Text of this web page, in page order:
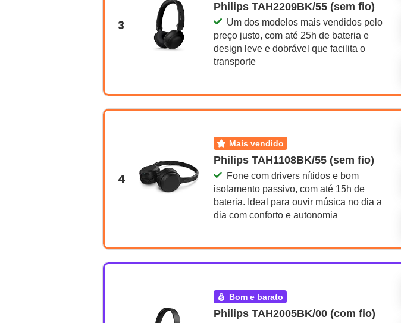
3
Philips TAH2209BK/55 (sem fio)
Um dos modelos mais vendidos pelo
preço justo, com até 25h de bateria e
design leve e dobrável que facilita o
transporte
4
mais vendido
Philips TAH1108BK/55 (sem fio)
Fone com drivers nítidos e bom
isolamento passivo, com até 15h de
bateria. Ideal para ouvir música no dia a
dia com conforto e autonomia
bom e barato
Philips TAH2005BK/00 (com fio)